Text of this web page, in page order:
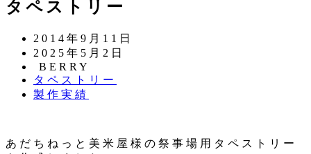
タペストリー
投
稿
日
2014年9月11日
更
新
日
2025年5月2日
著
者
BERRY
カ
テ
ー
タペストリー
カ
リ
ー
製作実績
あだちねっと美米屋様の祭事場用タペストリー